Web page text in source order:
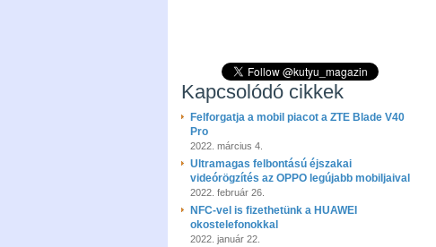
Kapcsolódó cikkek
Felforgatja a mobil piacot a ZTE Blade V40
Pro
2022. március 4.
Ultramagas felbontású éjszakai
videórögzítés az OPPO legújabb mobiljaival
2022. február 26.
NFC-vel is fizethetünk a HUAWEI
okostelefonokkal
2022. január 22.